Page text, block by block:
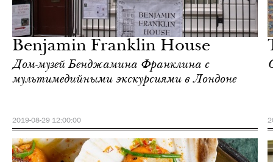
Benjamin Franklin House
Дом-музей Бенджамина Франклина с
мультимедийными экскурсиями в Лондоне
2019-08-29 12:00:00